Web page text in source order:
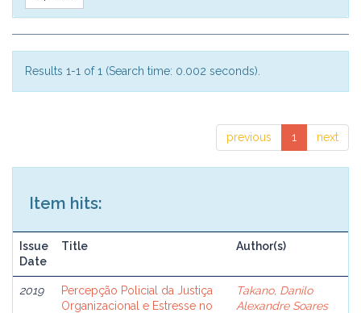
Results 1-1 of 1 (Search time: 0.002 seconds).
previous 1 next
Item hits:
Issue
Date
Title Author(s)
2019
Percepção Policial da Justiça
Organizacional e Estresse no
Takano, Danilo
Alexandre Soares